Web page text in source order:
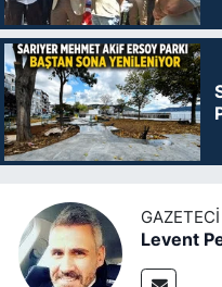
GAZETECI
Levent